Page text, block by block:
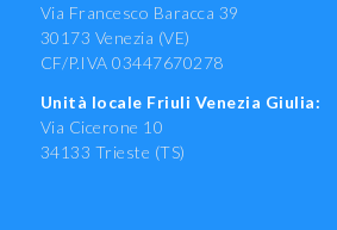
Via Francesco Baracca 39
30173 Venezia (VE)
CF/P.IVA 03447670278
Unità locale Friuli Venezia Giulia:
Via Cicerone 10
34133 Trieste (TS)